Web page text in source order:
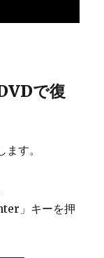
で復
す。
」キーを押